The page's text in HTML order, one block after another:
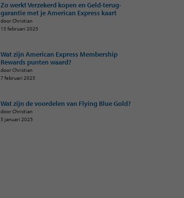
Zo werkt Verzekerd kopen en Geld-terug-
garantie met je American Express kaart
door Christian
15 februari 2025
Wat zijn American Express Membership
Rewards punten waard?
door Christian
7 februari 2025
Wat zijn de voordelen van Flying Blue Gold?
door Christian
5 januari 2025